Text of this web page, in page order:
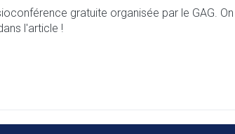
gratuite organisée par le GAG.
l'article !